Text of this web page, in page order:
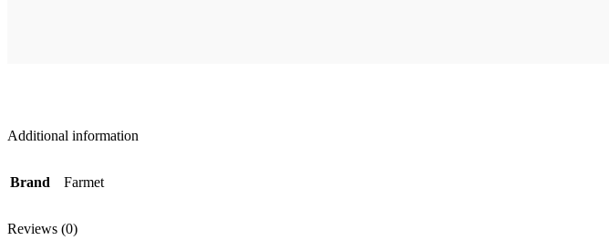
Additional information
Brand Farmet
Reviews (0)